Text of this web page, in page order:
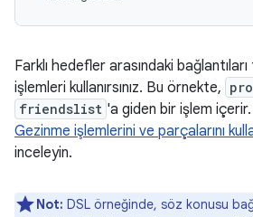
Farklı hedefler arasındaki
işlemleri kullanırsınız. Bu örnekte,
friendslist 'a giden bir işlem
Gezinme işlemlerini ve parçalarını
inceleyin.
Not: DSL örneğinde, söz konusu